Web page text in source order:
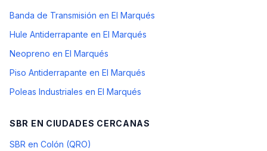
Banda de Transmisión en El Marqués
Hule Antiderrapante en El Marqués
Neopreno en El Marqués
Piso Antiderrapante en El Marqués
Poleas Industriales en El Marqués
SBR EN CIUDADES CERCANAS
SBR en Colón (QRO)